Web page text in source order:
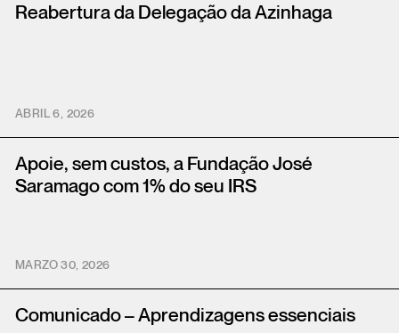
Reabertura da Delegação da Azinhaga
ABRIL 6, 2026
Apoie, sem custos, a Fundação José
Saramago com 1% do seu IRS
MARZO 30, 2026
Comunicado – Aprendizagens essenciais